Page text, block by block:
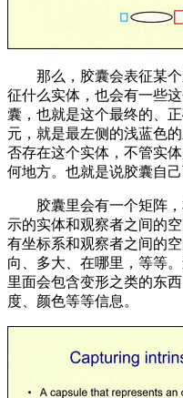
那么，胶囊会表征某个
征什么实体，也会有一些
囊，也就是这个最终的、
元，就是最左侧的浅蓝色
否存在这个实体，不管实
何地方。也就是说胶囊自己
胶囊里会有一个矩阵，
示的实体和观察者之间的
有坐标系和观察者之间的
向、多大、在哪里，等等
里面会包含变形之类的东
度、颜色等等信息。